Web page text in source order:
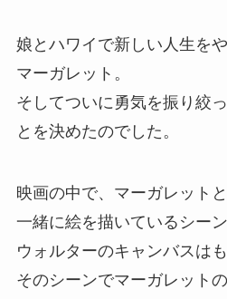
娘とハワイで新しい人生を
マーガレット。
そしてついに勇気を振り絞
とを決めたのでした。
映画の中で、マーガレット
一緒に絵を描いているシーン
ウォルターのキャンバスは
そのシーンでマーガレット